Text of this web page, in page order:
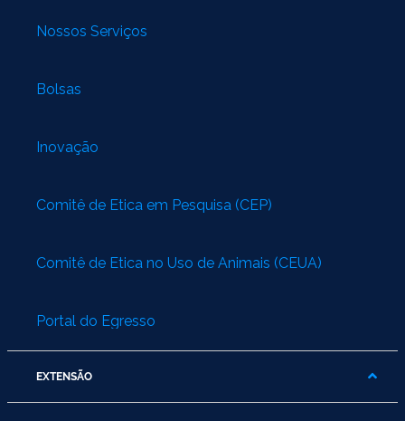
Nossos Serviços
Bolsas
Inovação
Comitê de Ética em Pesquisa (CEP)
Comitê de Ética no Uso de Animais (CEUA)
Portal do Egresso
EXTENSÃO